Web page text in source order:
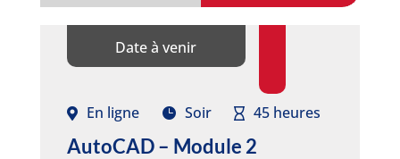
Date à venir
En ligne Soir 45 heures
AutoCAD – Module 2